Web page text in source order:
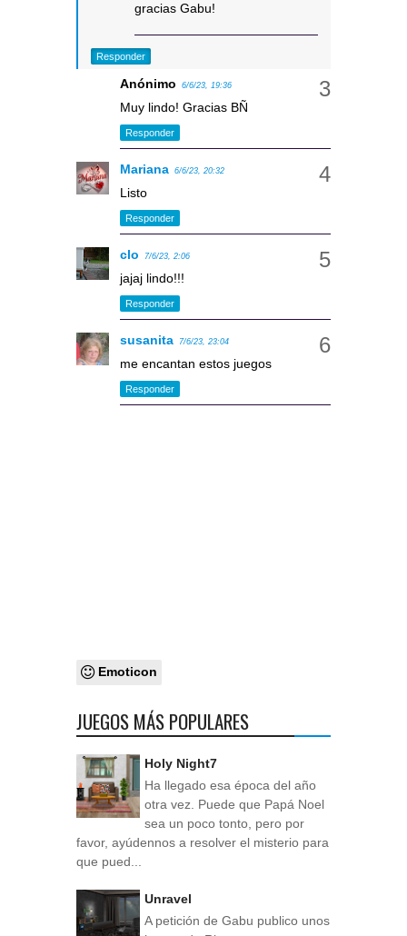
gracias Gabu!
Responder
Anónimo 6/6/23, 19:36
Muy lindo! Gracias BÑ
Responder
Mariana 6/6/23, 20:32
Listo
Responder
clo 7/6/23, 2:06
jajaj lindo!!!
Responder
susanita 7/6/23, 23:04
me encantan estos juegos
Responder
Emoticon
JUEGOS MÁS POPULARES
Holy Night7
Ha llegado esa época del año
otra vez. Puede que Papá Noel
sea un poco tonto, pero por
favor, ayúdennos a resolver el misterio para
que pued...
Unravel
A petición de Gabu publico unos